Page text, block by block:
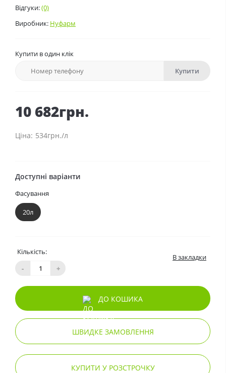
Відгуки:(0)
Виробник: Нуфарм
Купити в один клік
Купити
10 682грн.
534грн./л
Доступні варіанти
Фасування
20л
Кількість:
-
+
В закладки
ДО КОШИКА
ШВИДКЕ ЗАМОВЛЕННЯ
КУПИТИ У РОЗСТРОЧКУ